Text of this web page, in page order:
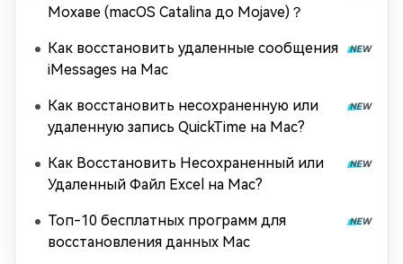
Мохаве (macOS Catalina до Mojave)？
Как восстановить удаленные сообщения
iMessages на Mac
Как восстановить несохраненную или
удаленную запись QuickTime на Mac?
Как Восстановить Несохраненный или
Удаленный Файл Excel на Mac?
Топ-10 бесплатных программ для
восстановления данных Mac